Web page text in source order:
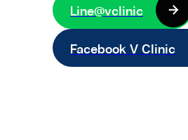
Line@vclinic
Facebook V Clinic